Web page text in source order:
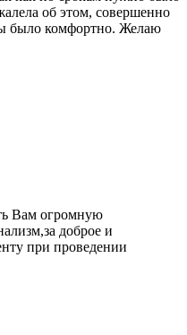
об этом, совершенно
было комфортно. Желаю
Вам огромную
доброе и
при проведении